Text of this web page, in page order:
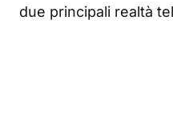
due principali realtà